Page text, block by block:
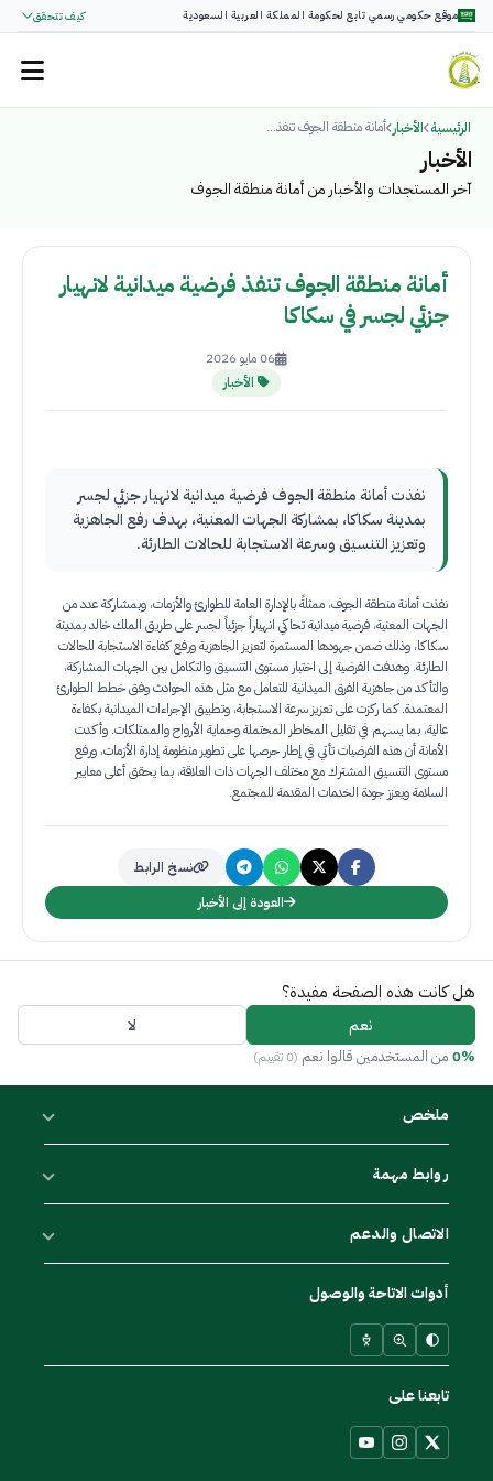
موقع حكومي رسمي تابع لحكومة المملكة العربية السعودية كيف تتحقق
الرئيسية الأخبار أمانة منطقة الجوف تنفذ...
الأخبار
آخر المستجدات والأخبار من أمانة منطقة الجوف
أمانة منطقة الجوف تنفذ فرضية ميدانية لانهيار
جزئي لجسر في سكاكا
06 مايو 2026
الأخبار
نفذت أمانة منطقة الجوف فرضية ميدانية لانهيار جزئي لجسر
بمدينة سكاكا، بمشاركة الجهات المعنية، بهدف رفع الجاهزية
وتعزيز التنسيق وسرعة الاستجابة للحالات الطارئة.
نفذت أمانة منطقة الجوف، ممثلةً بالإدارة العامة للطوارئ والأزمات، وبمشاركة عدد من
الجهات المعنية، فرضية ميدانية تحاكي انهياراً جزئياً لجسر على طريق الملك خالد بمدينة
سكاكا، وذلك ضمن جهودها المستمرة لتعزيز الجاهزية ورفع كفاءة الاستجابة للحالات
الطارئة. وهدفت الفرضية إلى اختبار مستوى التنسيق والتكامل بين الجهات المشاركة،
والتأكد من جاهزية الفرق الميدانية للتعامل مع مثل هذه الحوادث وفق خطط الطوارئ
المعتمدة. كما ركزت على تعزيز سرعة الاستجابة، وتطبيق الإجراءات الميدانية بكفاءة
عالية، بما يسهم في تقليل المخاطر المحتملة وحماية الأرواح والممتلكات. وأكدت
الأمانة أن هذه الفرضيات تأتي في إطار حرصها على تطوير منظومة إدارة الأزمات، ورفع
مستوى التنسيق المشترك مع مختلف الجهات ذات العلاقة، بما يحقق أعلى معايير
السلامة ويعزز جودة الخدمات المقدمة للمجتمع.
نسخ الرابط
العودة إلى الأخبار
هل كانت هذه الصفحة مفيدة؟
نعم لا
0% من المستخدمين قالوا نعم (0 تقييم)
ملخص
روابط مهمة
الاتصال والدعم
أدوات الاتاحة والوصول
تابعنا على